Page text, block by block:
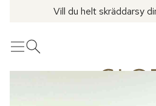
Vill du helt skräddarsy
MenyÖppna sök